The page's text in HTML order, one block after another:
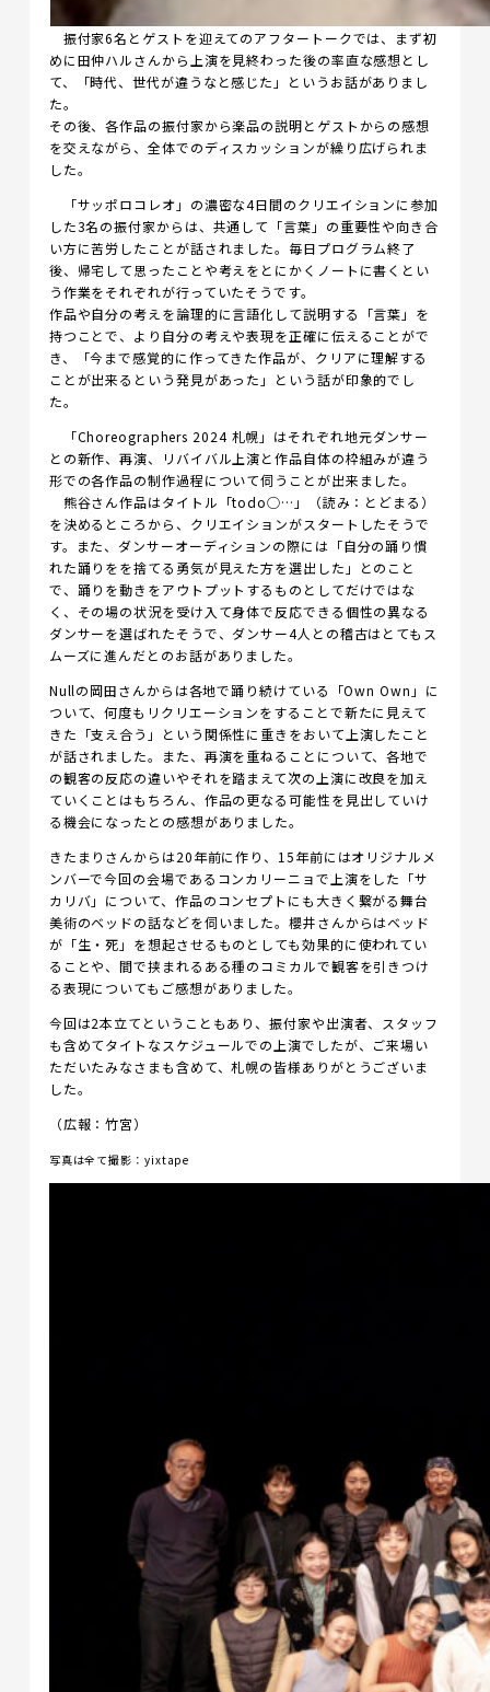
振付家6名とゲストを迎えてのアフタートークでは、まず初
めに田仲ハルさんから上演を見終わった後の率直な感想とし
て、「時代、世代が違うなと感じた」というお話がありまし
た。
その後、各作品の振付家から楽品の説明とゲストからの感想
を交えながら、全体でのディスカッションが繰り広げられま
した。
「サッポロコレオ」の濃密な4日間のクリエイションに参加
した3名の振付家からは、共通して「言葉」の重要性や向き合
い方に苦労したことが話されました。毎日プログラム終了
後、帰宅して思ったことや考えをとにかくノートに書くとい
う作業をそれぞれが行っていたそうです。
作品や自分の考えを論理的に言語化して説明する「言葉」を
持つことで、より自分の考えや表現を正確に伝えることがで
き、「今まで感覚的に作ってきた作品が、クリアに理解する
ことが出来るという発見があった」という話が印象的でし
た。
「Choreographers 2024 札幌」はそれぞれ地元ダンサー
との新作、再演、リバイバル上演と作品自体の枠組みが違う
形での各作品の制作過程について伺うことが出来ました。
熊谷さん作品はタイトル「todo◯…」（読み：とどまる）
を決めるところから、クリエイションがスタートしたそうで
す。また、ダンサーオーディションの際には「自分の踊り慣
れた踊りをを捨てる勇気が見えた方を選出した」とのこと
で、踊りを動きをアウトプットするものとしてだけではな
く、その場の状況を受け入て身体で反応できる個性の異なる
ダンサーを選ばれたそうで、ダンサー4人との稽古はとてもス
ムーズに進んだとのお話がありました。
Nullの岡田さんからは各地で踊り続けている「Own Own」に
ついて、何度もリクリエーションをすることで新たに見えて
きた「支え合う」という関係性に重きをおいて上演したこと
が話されました。また、再演を重ねることについて、各地で
の観客の反応の違いやそれを踏まえて次の上演に改良を加え
ていくことはもちろん、作品の更なる可能性を見出していけ
る機会になったとの感想がありました。
きたまりさんからは20年前に作り、15年前にはオリジナルメ
ンバーで今回の会場であるコンカリーニョで上演をした「サ
カリバ」について、作品のコンセプトにも大きく繋がる舞台
美術のベッドの話などを伺いました。櫻井さんからはベッド
が「生・死」を想起させるものとしても効果的に使われてい
ることや、間で挟まれるある種のコミカルで観客を引きつけ
る表現についてもご感想がありました。
今回は2本立てということもあり、振付家や出演者、スタッフ
も含めてタイトなスケジュールでの上演でしたが、ご来場い
ただいたみなさまも含めて、札幌の皆様ありがとうございま
した。
（広報：竹宮）
写真は全て撮影：yixtape